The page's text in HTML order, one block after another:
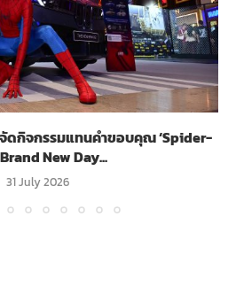
ดกิจกรรมแทนคำขอบคุณ ‘Spider-
New Day...
31 July 2026